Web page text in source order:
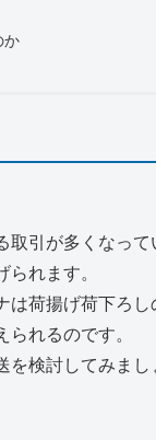
か
引が多くなって
れます。
荷揚げ荷下ろ
れるのです。
検討してみまし